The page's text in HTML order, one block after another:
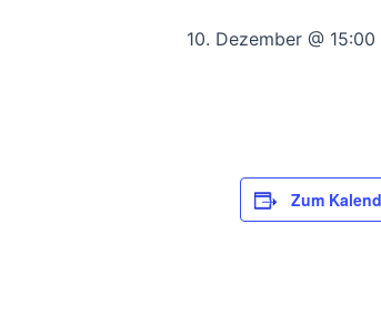
10. Dezember @ 15:00
Zum